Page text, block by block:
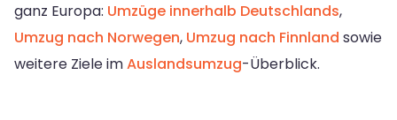
ganz Europa: Umzüge innerhalb Deutschlands,
Umzug nach Norwegen, Umzug nach Finnland sowie
weitere Ziele imAuslandsumzug-Überblick.